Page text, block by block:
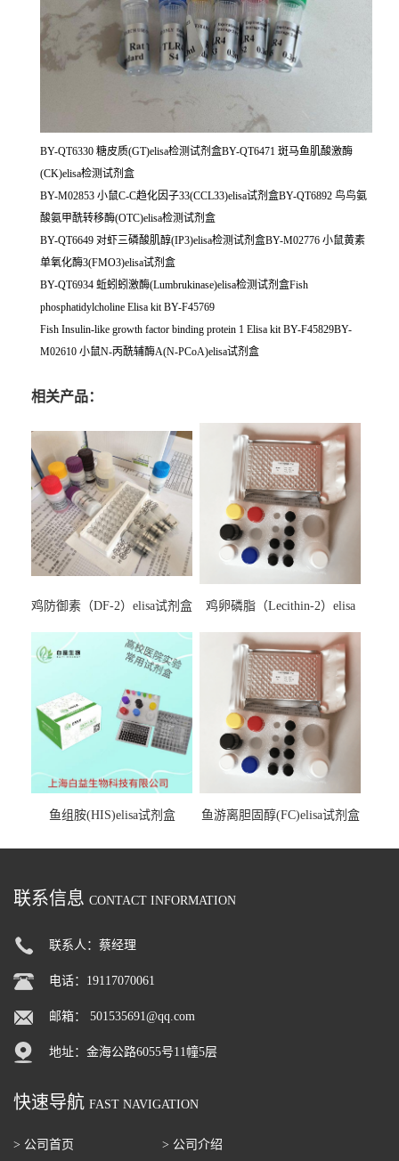
BY-QT6330 糖皮质(GT)elisa检测试剂盒BY-QT6471 斑马鱼肌酸激酶
(CK)elisa检测试剂盒
BY-M02853 小鼠C-C趋化因子33(CCL33)elisa试剂盒BY-QT6892 鸟鸟氨
酸氨甲酰转移酶(OTC)elisa检测试剂盒
BY-QT6649 对虾三磷酸肌醇(IP3)elisa检测试剂盒BY-M02776 小鼠黄素
单氧化酶3(FMO3)elisa试剂盒
BY-QT6934 蚯蚓蚓激酶(Lumbrukinase)elisa检测试剂盒Fish
phosphatidylcholine Elisa kit BY-F45769
Fish Insulin-like growth factor binding protein 1 Elisa kit BY-F45829BY-
M02610 小鼠N-丙酰辅酶A(N-PCoA)elisa试剂盒
相关产品：
鸡防御素（DF-2）elisa试剂盒
鸡卵磷脂（Lecithin-2）elisa
鱼组胺(HIS)elisa试剂盒 鱼游离胆固醇(FC)elisa试剂盒
联系信息 CONTACT INFORMATION
联系人：蔡经理
电话：19117070061
邮箱： 501535691@qq.com
地址：金海公路6055号11幢5层
快速导航 FAST NAVIGATION
> 公司首页 > 公司介绍